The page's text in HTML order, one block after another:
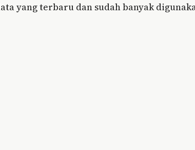
yang terbaru dan sudah banyak